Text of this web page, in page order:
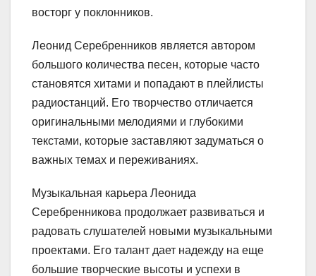
восторг у поклонников.
Леонид Серебренников является автором
большого количества песен, которые часто
становятся хитами и попадают в плейлисты
радиостанций. Его творчество отличается
оригинальными мелодиями и глубокими
текстами, которые заставляют задуматься о
важных темах и переживаниях.
Музыкальная карьера Леонида
Серебренникова продолжает развиваться и
радовать слушателей новыми музыкальными
проектами. Его талант дает надежду на еще
большие творческие высоты и успехи в